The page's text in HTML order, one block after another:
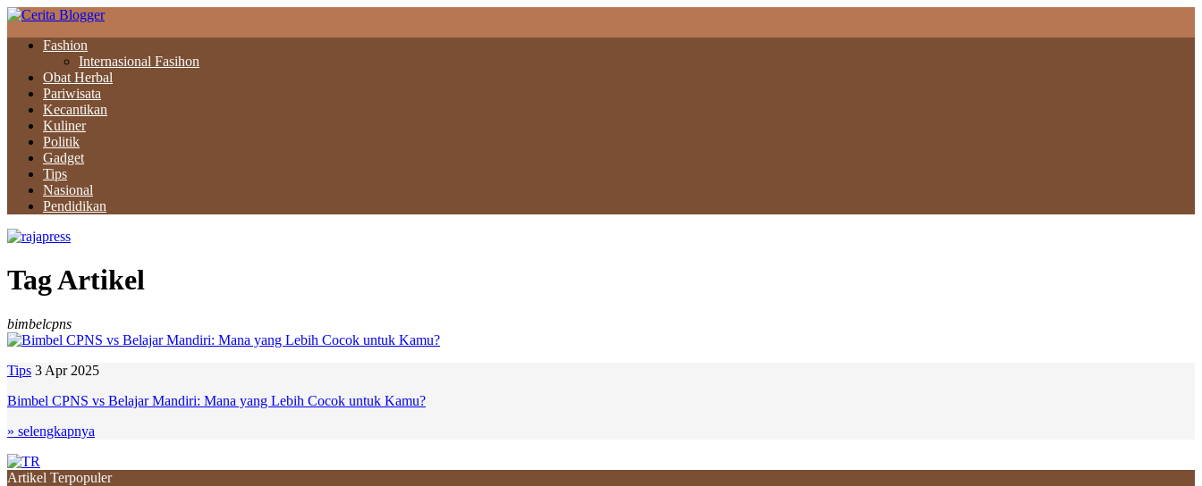
Fashion
Internasional Fasihon
Obat Herbal
Pariwisata
Kecantikan
Kuliner
Politik
Gadget
Tips
Nasional
Pendidikan
Tag Artikel
bimbelcpns
Tips 3 Apr 2025
Bimbel CPNS vs Belajar Mandiri: Mana yang Lebih Cocok untuk Kamu?
» selengkapnya
Artikel Terpopuler